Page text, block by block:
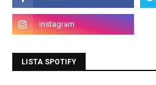
LISTA SPOTIFY